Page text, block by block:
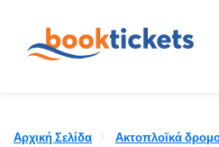
Αρχική Σελίδα Ακτοπλοϊκά